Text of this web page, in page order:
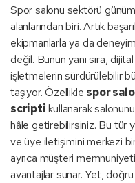
Spor salonu sektörü
alanlarından biri. Artık
ekipmanlarla ya da
değil. Bunun yanı sıra,
işletmelerin sürdürülebilir
taşıyor. Özellikle spor
scriptikullanarak
hâle getirebilirsiniz. Bu tür
ve üye iletişimini merkezi
ayrıca müşteri
avantajlar sunar. Yet,